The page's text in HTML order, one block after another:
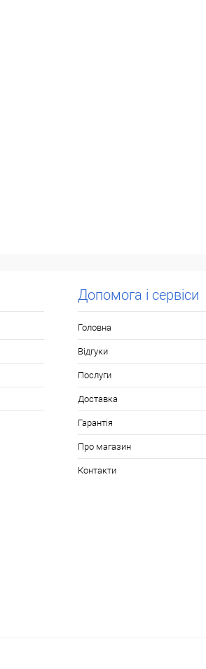
Допомога і сервіси
Головна
Відгуки
Послуги
Доставка
Гарантія
Про магазин
Контакти